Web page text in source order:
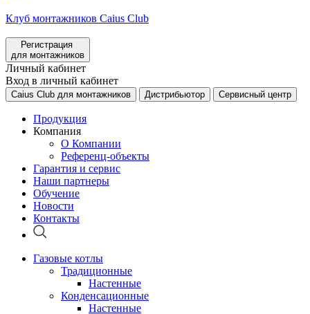
Клуб монтажников Caius Club
Регистрация
для монтажников
Личный кабинет
Вход в личный кабинет
Caius Club для монтажников Дистрибьютор Сервисный центр
Продукция
Компания
О Компании
Референц-объекты
Гарантия и сервис
Наши партнеры
Обучение
Новости
Контакты
Газовые котлы
Традиционные
Настенные
Конденсационные
Настенные